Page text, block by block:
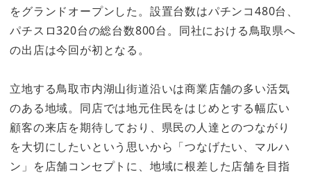
をグランドオープンした。設置台数はパチンコ480台、
パチスロ320台の総台数800台。同社における鳥取県へ
の出店は今回が初となる。
立地する鳥取市内湖山街道沿いは商業店舗の多い活気
のある地域。同店では地元住民をはじめとする幅広い
顧客の来店を期待しており、県民の人達とのつながり
を大切にしたいという思いから「つなげたい、マルハ
ン」を店舗コンセプトに、地域に根差した店舗を目指